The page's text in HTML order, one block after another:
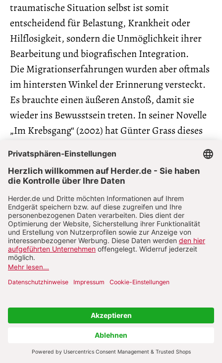
traumatische Situation selbst ist somit
entscheidend für Belastung, Krankheit oder
Hilflosigkeit, sondern die Unmöglichkeit ihrer
Bearbeitung und biografischen Integration.
Die Migrationserfahrungen wurden aber oftmals
im hintersten Winkel der Erinnerung versteckt.
Es brauchte einen äußeren Anstoß, damit sie
wieder ins Bewusstsein treten. In seiner Novelle
„Im Krebsgang“ (2002) hat Günter Grass dieses
Versenkung eines überladenen
Flüchtlingsschiffs, der Wilhelm Gustloff, die in
forderte. Das Erscheinen des Buches öffnete für
manche die sorgfältig verschlossenen Türen zu
den schmerzhaften Erinnerungen an die eigene
Flucht. Dazu trugen in der Folgezeit auch
populäre Bücher bei, in denen Kriegskinder und
deren Kinder ihre Erinnerungen teilen.
Verhaltensmuster wurden nämlich an die
Kinder- und Enkelkindergeneration
weitergegeben . Das geschah oftmals